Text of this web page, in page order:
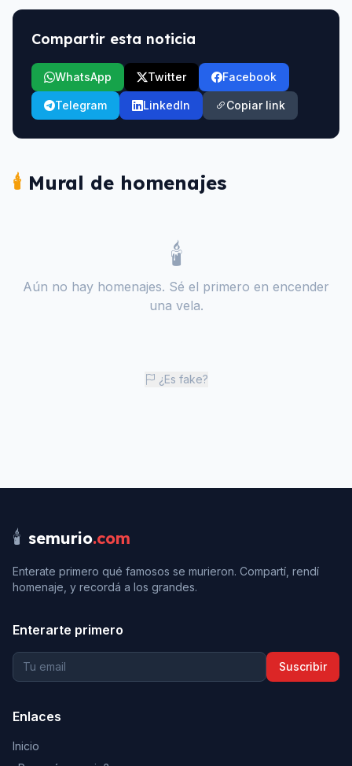
Compartir esta noticia
WhatsApp Twitter Facebook
Telegram LinkedIn Copiar link
🕯️ Mural de homenajes
🕯️
Aún no hay homenajes. Sé el primero en encender
una vela.
¿Es fake?
🕯️ semurio.com
Enterate primero qué famosos se murieron. Compartí, rendí
homenaje, y recordá a los grandes.
Enterarte primero
Suscribir
Enlaces
Inicio